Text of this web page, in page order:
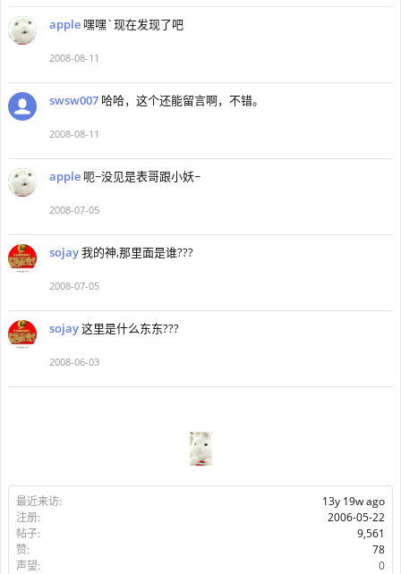
最近来访:
13y 19w ago
注册:
2006-05-22
帖子:
9,561
赞:
78
声望:
0
apple 嘿嘿`现在发现了吧
2008-08-11
swsw007 哈哈，这个还能留言啊，不错。
2008-08-11
apple 呃~没见是表哥跟小妖~
2008-07-05
sojay我的神,那里面是谁???
2008-07-05
sojay这里是什么东东???
2008-06-03